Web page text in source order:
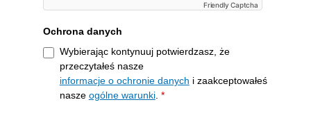
Friendly Captcha
Ochrona danych
Wybierając kontynuuj potwierdzasz, że
przeczytałeś nasze
informacje o ochronie danych i zaakceptowałeś
nasze ogólne warunki. *